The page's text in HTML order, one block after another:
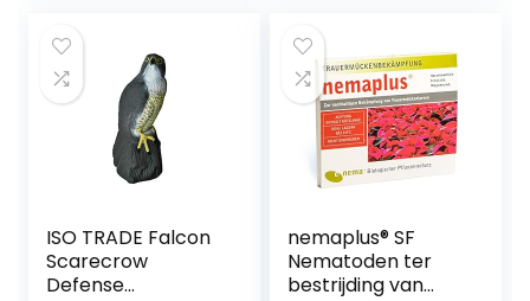
verzending naar
Oostenrijk
ISO TRADE Falcon
Scarecrow
Defense
nemaplus® SF
Nematoden ter
bestrijding van